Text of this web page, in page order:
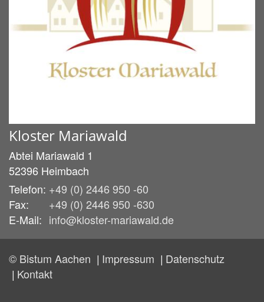
Kloster Mariawald
Abtei Mariawald 1
52396 Heimbach
Telefon: +49 (0) 2446 950 -60
Fax:
+49 (0) 2446 950 -630
E-Mail: info@kloster-mariawald.de
© Bistum Aachen Impressum
Datenschutz
Kontakt